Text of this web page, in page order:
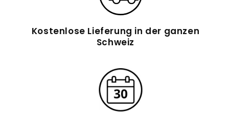
Kostenlose Lieferung in der ganzen
Schweiz